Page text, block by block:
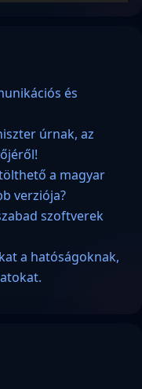
és
úrnak, az
a magyar
verziója?
szoftverek
a hatóságoknak,